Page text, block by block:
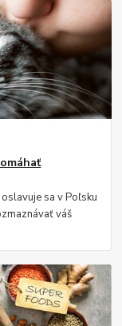
sa v Poľsku
váš